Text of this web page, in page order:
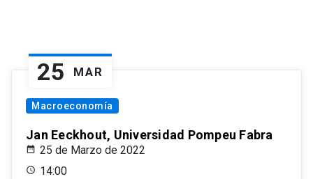
25 MAR
Macroeconomía
Jan Eeckhout, Universidad Pompeu Fabra
25 de Marzo de 2022
14:00